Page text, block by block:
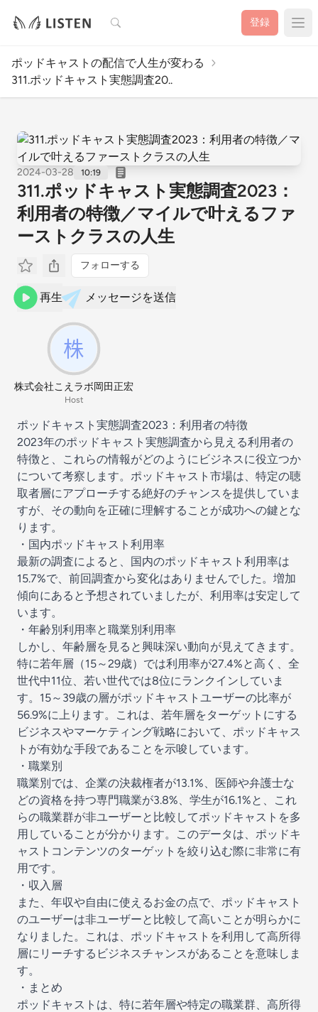
検索 登録
ポッドキャストの配信で人生が変わる
311.ポッドキャスト実態調査20..
2024-03-28 10:19
311.ポッドキャスト実態調査2023：
利用者の特徴／マイルで叶えるファ
ーストクラスの人生
フォローする
再生 メッセージを送信
株式会社こえラボ岡田正宏
Host
ポッドキャスト実態調査2023：利用者の特徴
2023年のポッドキャスト実態調査から見える利用者の
特徴と、これらの情報がどのようにビジネスに役立つか
について考察します。ポッドキャスト市場は、特定の聴
取者層にアプローチする絶好のチャンスを提供していま
すが、その動向を正確に理解することが成功への鍵とな
ります。
・国内ポッドキャスト利用率
最新の調査によると、国内のポッドキャスト利用率は
15.7%で、前回調査から変化はありませんでした。増加
傾向にあると予想されていましたが、利用率は安定して
います。
・年齢別利用率と職業別利用率
しかし、年齢層を見ると興味深い動向が見えてきます。
特に若年層（15～29歳）では利用率が27.4%と高く、全
世代中11位、若い世代では8位にランクインしていま
す。15～39歳の層がポッドキャストユーザーの比率が
56.9%に上ります。これは、若年層をターゲットにする
ビジネスやマーケティング戦略において、ポッドキャス
トが有効な手段であることを示唆しています。
・職業別
職業別では、企業の決裁権者が13.1%、医師や弁護士な
どの資格を持つ専門職業が3.8%、学生が16.1%と、これ
らの職業群が非ユーザーと比較してポッドキャストを多
用していることが分かります。このデータは、ポッドキ
ャストコンテンツのターゲットを絞り込む際に非常に有
用です。
・収入層
また、年収や自由に使えるお金の点で、ポッドキャスト
のユーザーは非ユーザーと比較して高いことが明らかに
なりました。これは、ポッドキャストを利用して高所得
層にリーチするビジネスチャンスがあることを意味しま
す。
・まとめ
ポッドキャストは、特に若年層や特定の職業群、高所得